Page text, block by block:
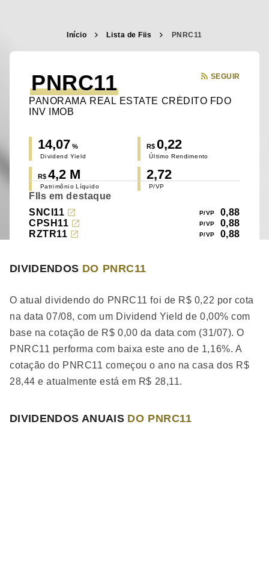
Início Lista de Fiis PNRC11
PNRC11
PANORAMA REAL ESTATE CRÉDITO FDO
INV IMOB
SEGUIR
14,07 %
Dividend Yield
R$ 0,22
Último Rendimento
R$ 4,2 M
Patrimônio Líquido
2,72
P/VP
FIIs em destaque
SNCI11
0,88
CPSH11
0,88
RZTR11
0,88
DIVIDENDOS DO PNRC11
O atual dividendo do PNRC11 foi de R$ 0,22 por cota
na data 07/08, com um Dividend Yield de 0,00% com
base na cotação de R$ 0,00 da data com (31/07). O
PNRC11 performa com baixa este ano de 1,16%. A
cotação do PNRC11 começou o ano na casa dos R$
28,44 e atualmente está em R$ 28,11.
DIVIDENDOS ANUAIS DO PNRC11